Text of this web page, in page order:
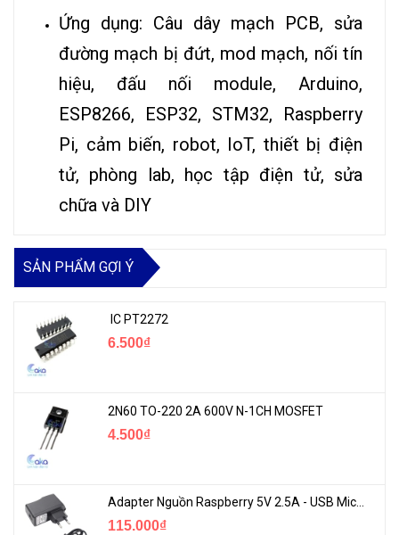
Ứng dụng: Câu dây mạch PCB, sửa
đường mạch bị đứt, mod mạch, nối tín
hiệu, đấu nối module, Arduino,
ESP8266, ESP32, STM32, Raspberry
Pi, cảm biến, robot, IoT, thiết bị điện
tử, phòng lab, học tập điện tử, sửa
chữa và DIY
SẢN PHẨM GỢI Ý
IC PT2272
6.500₫
2N60 TO-220 2A 600V N-1CH MOSFET
4.500₫
Adapter Nguồn Raspberry 5V 2.5A - USB Micro Có Công Tắc
115.000₫